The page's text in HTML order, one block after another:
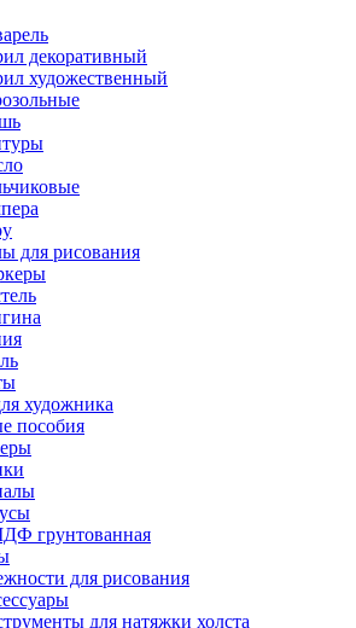
декоративный
художественный
для рисования
художника
пособия
грунтованная
для рисования
для натяжки холста